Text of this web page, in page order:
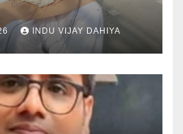
INDU VIJAY DAHIYA